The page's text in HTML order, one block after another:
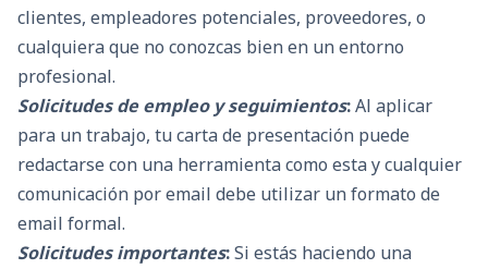
clientes, empleadores potenciales, proveedores, o
cualquiera que no conozcas bien en un entorno
profesional.
Solicitudes de empleo y seguimientos:Al aplicar
para un trabajo, tu carta de presentación puede
redactarse con una herramienta como esta y cualquier
comunicación por email debe utilizar un formato de
email formal.
Solicitudes importantes:Si estás haciendo una